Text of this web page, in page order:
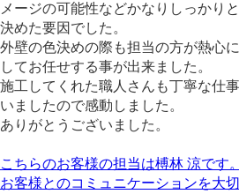
メージの可能性などかなりしっかり
決めた要因でした。
外壁の色決めの際も担当の方が熱心
してお任せする事が出来ました。
施工してくれた職人さんも丁寧な仕
いましたので感動しました。
ありがとうございました。
こちらのお客様の担当は榑林 涼です。
お客様とのコミュニケーションを大